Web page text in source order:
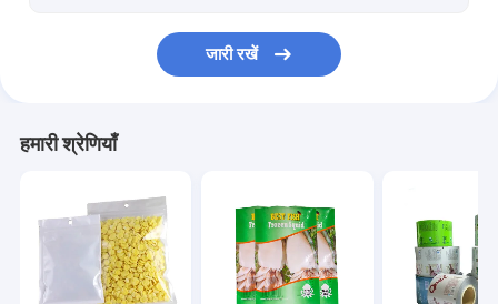
जारी रखें
हमारी श्रेणियाँ